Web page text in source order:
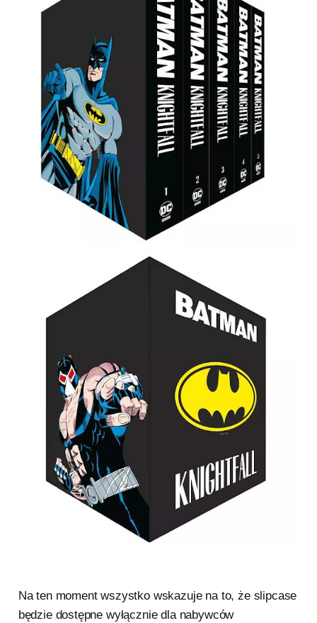
Na ten moment wszystko wskazuje na to, że slipcase
będzie dostępne wyłącznie dla nabywców